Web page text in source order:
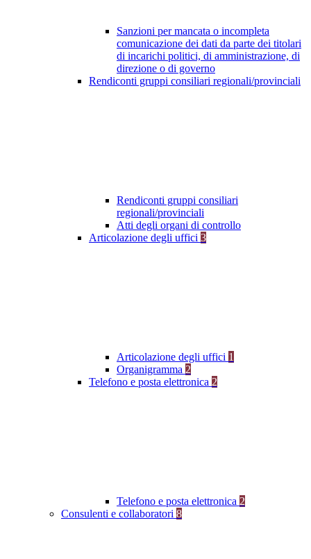
Sanzioni per mancata o incompleta
comunicazione dei dati da parte dei titolari
di incarichi politici, di amministrazione, di
direzione o di governo
Rendiconti gruppi consiliari regionali/provinciali
Rendiconti gruppi consiliari
regionali/provinciali
Atti degli organi di controllo
Articolazione degli uffici 3
Articolazione degli uffici 1
Organigramma 2
Telefono e posta elettronica 2
Telefono e posta elettronica 2
Consulenti e collaboratori 8